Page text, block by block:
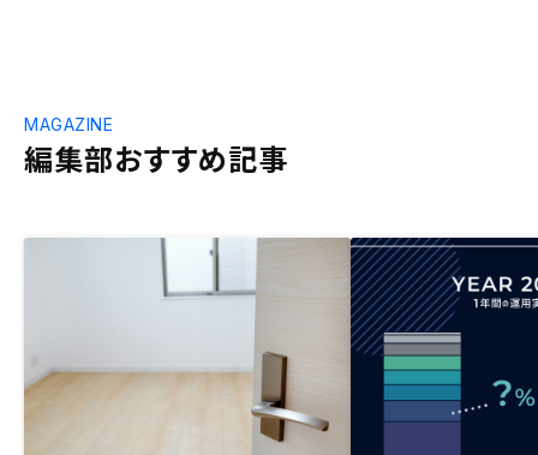
編集部おすすめ記事
MAGAZINE